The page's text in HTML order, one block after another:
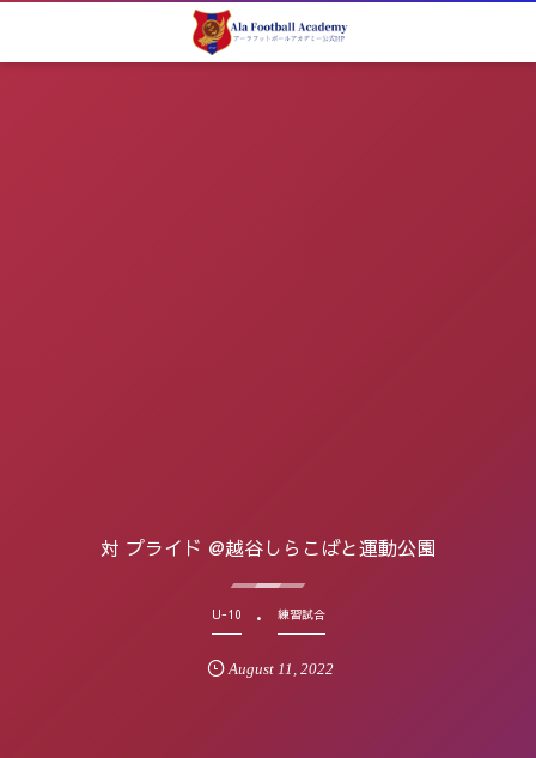
対 プライド @越谷しらこばと運動公園
U-10 練習試合
August 11 , 2022